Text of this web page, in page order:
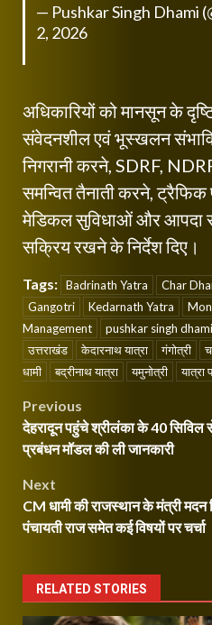
— Pushkar Singh Dhami
2, 2026
अधिकारियों को मानसून के
संवेदनशील एवं भूस्खलन
निगरानी करने, SDRF,
समन्वित तैनाती करने, ट्रैफिक
मेडिकल सुविधाओं और आपदा
सक्रिय रखने के निर्देश दिए।
Tags: Badrinath Yatra Char
Gangotri
Kedarnath Yatra
Management
pushkar singh dhami
उत्तराखंड
केदारनाथ यात्रा गंगोत्री
धामी
बद्रीनाथ यात्रा यमुनोत्री यात्रा
Post
navigation
Previous
देहरादून पहुंचे श्रीलंका के 40 सिविल
प्रबंधन मॉडल की ली जानकारी
Next
CM धामी की राजस्थान के मंत्री मदन
पंचायती राज समेत कई विषयों पर चर्चा
RELATED STORIES